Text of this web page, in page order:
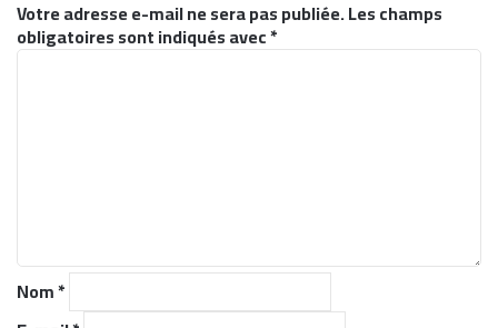
Votre adresse e-mail ne sera pas publiée.Les champs
obligatoires sont indiqués avec*
C
r
e
*
Nom*